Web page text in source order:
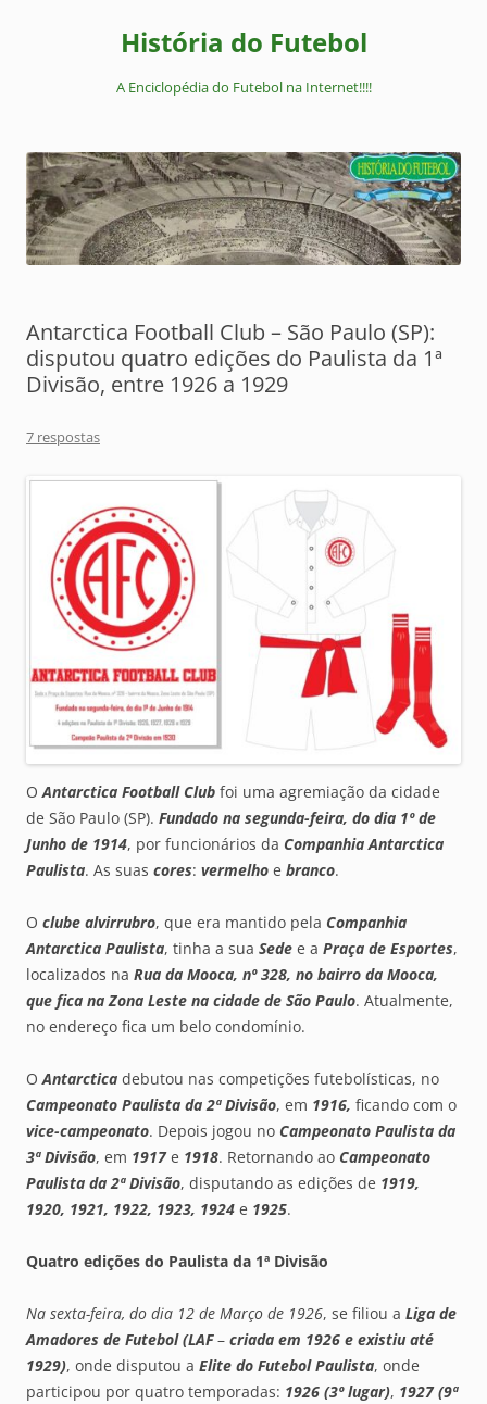
História do Futebol
A Enciclopédia do Futebol na Internet!!!!
Antarctica Football Club – São Paulo (SP):
disputou quatro edições do Paulista da 1ª
Divisão, entre 1926 a 1929
7 respostas
OAntarctica Football Club foi uma agremiação da cidade
de São Paulo (SP). Fundado na segunda-feira, do dia 1º de
Junho de 1914, por funcionários da Companhia Antarctica
Paulista. As suas cores: vermelho e branco.
O clube alvirrubro, que era mantido pela Companhia
Antarctica Paulista, tinha a sua Sede e a Praça de Esportes,
localizados na Rua da Mooca, nº 328, no bairro da Mooca,
que fica na Zona Leste na cidade de São Paulo. Atualmente,
no endereço fica um belo condomínio.
OAntarctica debutou nas competições futebolísticas, no
Campeonato Paulista da 2ª Divisão, em 1916, ficando com o
vice-campeonato. Depois jogou no Campeonato Paulista da
3ª Divisão, em 1917e 1918. Retornando ao Campeonato
Paulista da 2ª Divisão, disputando as edições de 1919,
1920, 1921, 1922, 1923, 1924 e 1925.
Quatro edições do Paulista da 1ª Divisão
Na sexta-feira, do dia 12 de Março de 1926, se filiou a Liga de
Amadores de Futebol (LAF– criada em 1926 e existiu até
1929), onde disputou a Elite do Futebol Paulista, onde
participou por quatro temporadas: 1926 (3º lugar), 1927 (9ª